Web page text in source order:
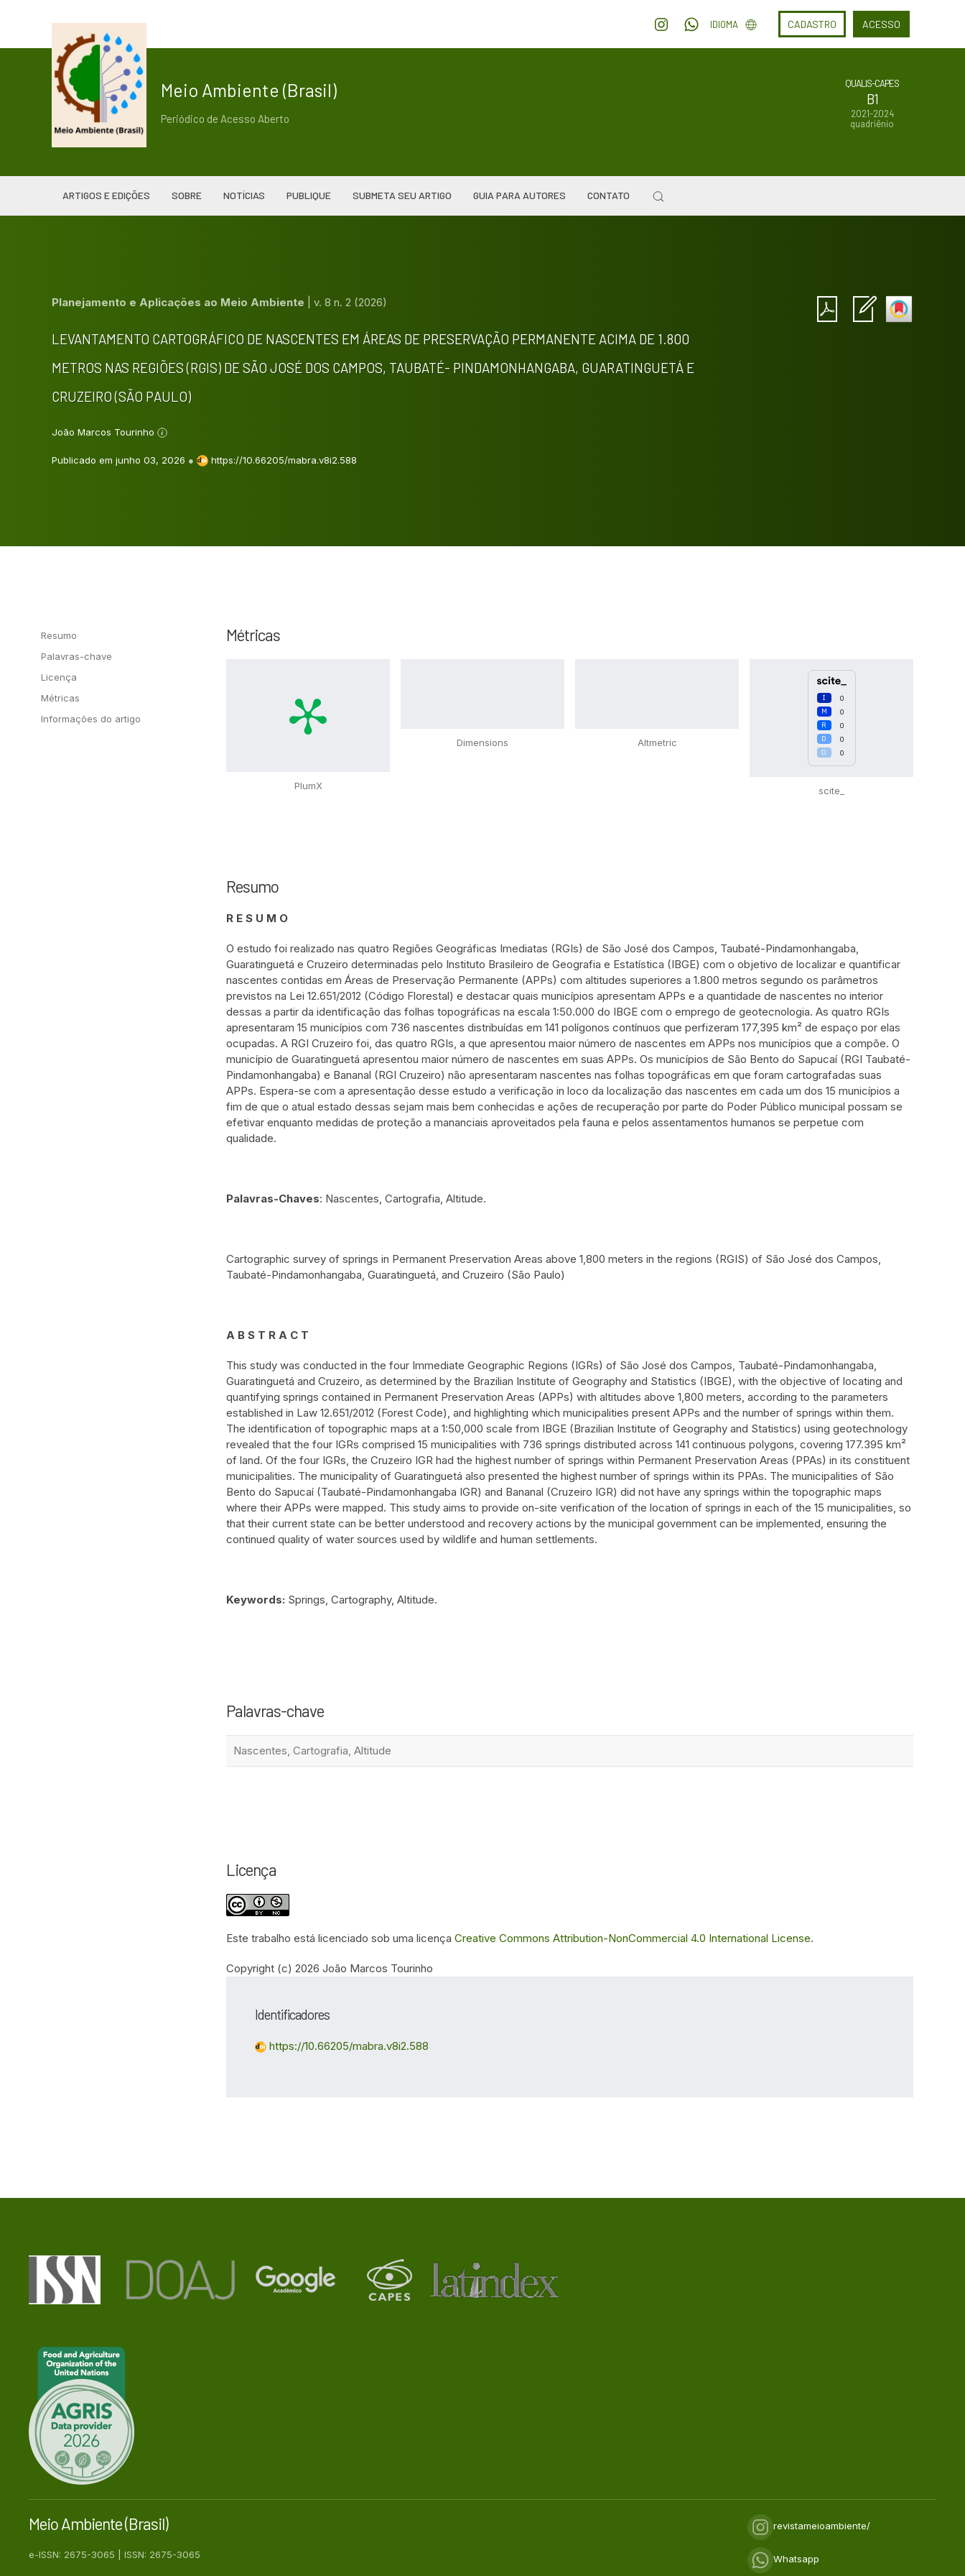
IDIOMA CADASTRO ACESSO
Meio Ambiente (Brasil)
Periódico de Acesso Aberto
QUALIS-CAPES
B1
2021-2024
quadriênio
ARTIGOS E EDIÇÕES SOBRE NOTÍCIAS PUBLIQUE SUBMETA SEU ARTIGO GUIA PARA AUTORES CONTATO
Planejamento e Aplicações ao Meio Ambiente v. 8 n. 2 (2026)
LEVANTAMENTO CARTOGRÁFICO DE NASCENTES EM ÁREAS DE PRESERVAÇÃO PERMANENTE ACIMA DE 1.800
METROS NAS REGIÕES (RGIS) DE SÃO JOSÉ DOS CAMPOS, TAUBATÉ- PINDAMONHANGABA, GUARATINGUETÁ E
CRUZEIRO (SÃO PAULO)
João Marcos Tourinho
Publicado em junho 03, 2026 ● https://10.66205/mabra.v8i2.588
Resumo
Palavras-chave
Licença
Métricas
Informações do artigo
Métricas
PlumX
Dimensions Altmetric
0
0
0
0
0
scite_
Resumo
R E S U M O
O estudo foi realizado nas quatro Regiões Geográficas Imediatas (RGIs) de São José dos Campos, Taubaté-Pindamonhangaba,
Guaratinguetá e Cruzeiro determinadas pelo Instituto Brasileiro de Geografia e Estatística (IBGE) com o objetivo de localizar e quantificar
nascentes contidas em Áreas de Preservação Permanente (APPs) com altitudes superiores a 1.800 metros segundo os parâmetros
previstos na Lei 12.651/2012 (Código Florestal) e destacar quais municípios apresentam APPs e a quantidade de nascentes no interior
dessas a partir da identificação das folhas topográficas na escala 1:50.000 do IBGE com o emprego de geotecnologia. As quatro RGIs
apresentaram 15 municípios com 736 nascentes distribuídas em 141 polígonos contínuos que perfizeram 177,395 km² de espaço por elas
ocupadas. A RGI Cruzeiro foi, das quatro RGIs, a que apresentou maior número de nascentes em APPs nos municípios que a compõe. O
município de Guaratinguetá apresentou maior número de nascentes em suas APPs. Os municípios de São Bento do Sapucaí (RGI Taubaté-
Pindamonhangaba) e Bananal (RGI Cruzeiro) não apresentaram nascentes nas folhas topográficas em que foram cartografadas suas
APPs. Espera-se com a apresentação desse estudo a verificação in loco da localização das nascentes em cada um dos 15 municípios a
fim de que o atual estado dessas sejam mais bem conhecidas e ações de recuperação por parte do Poder Público municipal possam se
efetivar enquanto medidas de proteção a mananciais aproveitados pela fauna e pelos assentamentos humanos se perpetue com
qualidade.
Palavras-Chaves: Nascentes, Cartografia, Altitude.
Cartographic survey of springs in Permanent Preservation Areas above 1,800 meters in the regions (RGIS) of São José dos Campos,
Taubaté-Pindamonhangaba, Guaratinguetá, and Cruzeiro (São Paulo)
A B S T R A C T
This study was conducted in the four Immediate Geographic Regions (IGRs) of São José dos Campos, Taubaté-Pindamonhangaba,
Guaratinguetá and Cruzeiro, as determined by the Brazilian Institute of Geography and Statistics (IBGE), with the objective of locating and
quantifying springs contained in Permanent Preservation Areas (APPs) with altitudes above 1,800 meters, according to the parameters
established in Law 12.651/2012 (Forest Code), and highlighting which municipalities present APPs and the number of springs within them.
The identification of topographic maps at a 1:50,000 scale from IBGE (Brazilian Institute of Geography and Statistics) using geotechnology
revealed that the four IGRs comprised 15 municipalities with 736 springs distributed across 141 continuous polygons, covering 177.395 km²
of land. Of the four IGRs, the Cruzeiro IGR had the highest number of springs within Permanent Preservation Areas (PPAs) in its constituent
municipalities. The municipality of Guaratinguetá also presented the highest number of springs within its PPAs. The municipalities of São
Bento do Sapucaí (Taubaté-Pindamonhangaba IGR) and Bananal (Cruzeiro IGR) did not have any springs within the topographic maps
where their APPs were mapped. This study aims to provide on-site verification of the location of springs in each of the 15 municipalities, so
that their current state can be better understood and recovery actions by the municipal government can be implemented, ensuring the
continued quality of water sources used by wildlife and human settlements.
Keywords: Springs, Cartography, Altitude.
Palavras-chave
Nascentes, Cartografia, Altitude
Licença
Este trabalho está licenciado sob uma licença Creative Commons Attribution-NonCommercial 4.0 International License.
Copyright (c) 2026 João Marcos Tourinho
Identificadores
https://10.66205/mabra.v8i2.588
Meio Ambiente (Brasil)
e-ISSN: 2675-3065 | ISSN: 2675-3065
revistameioambiente/
Whatsapp